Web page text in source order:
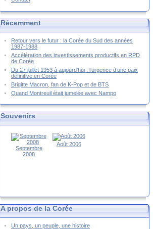
Récemment
Retour vers le futur : la Corée du Sud des années
1987-1988
Accélération des investissements productifs en RPD
de Corée
Du 27 juillet 1953 à aujourd’hui : l’urgence d’une paix
définitive en Corée
Brigitte Macron, fan de K-Pop et de BTS
Quand Montreuil était jumelée avec Nampo
Souvenirs
Septembre
2008
Août 2006
A propos de la Corée
Un pays, un peuple, une histoire